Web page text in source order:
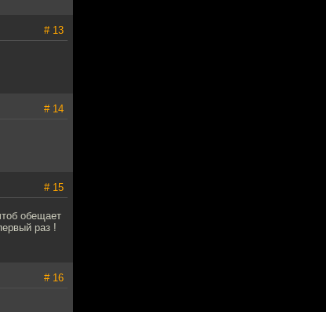
# 13
# 14
# 15
обещает
раз !
# 16